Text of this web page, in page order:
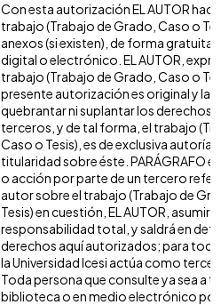
Con esta autorización EL AUTOR
trabajo (Trabajo de Grado, Caso o
anexos (si existen), de forma gratuita
digital o electrónico. EL AUTOR,
trabajo (Trabajo de Grado, Caso o
presente autorización es original y la
quebrantar ni suplantar los derechos
terceros, y de tal forma, el trabajo
Caso o Tesis), es de exclusiva autoría
titularidad sobre éste. PARÁGRAFO
o acción por parte de un tercero
autor sobre el trabajo (Trabajo de
Tesis) en cuestión, EL AUTOR, asumirá
responsabilidad total, y saldrá en
derechos aquí autorizados; para
la Universidad Icesi actúa como
Toda persona que consulte ya sea a
biblioteca o en medio electrónico